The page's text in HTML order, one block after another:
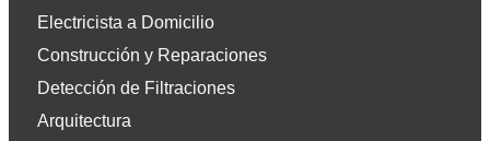
Electricista a Domicilio
Construcción y Reparaciones
Detección de Filtraciones
Arquitectura